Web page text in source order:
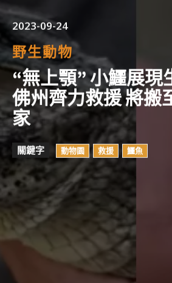
2023-09-24
野生動物
“無上顎” 小鱷展現
佛州齊力救援 將搬
家
關鍵字 動物園 救援 鱷魚